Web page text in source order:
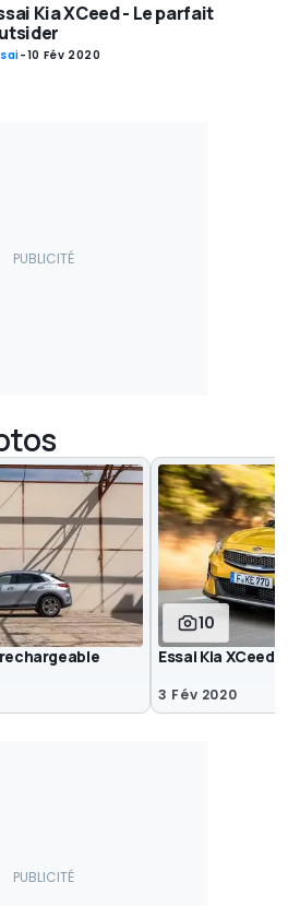
Kia XCeed - Le parfait
-10 Fév 2020
10
Essai Kia XCeed
3 Fév 2020